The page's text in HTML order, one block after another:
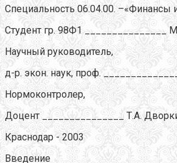
Специальность 06.04.00. –«Финансы
Студент гр. 98Ф1 _______________
Научный руководитель,
д-р. экон. наук, проф.
Нормоконтролер,
Доцент _______________ Т.А.
Краснодар - 2003
Введение